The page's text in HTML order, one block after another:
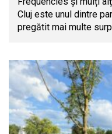
Cluj este unul dintre
pregătit mai multe